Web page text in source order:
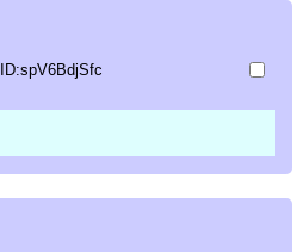
ID:spV6BdjSfc